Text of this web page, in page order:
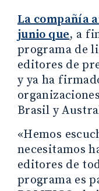
La compañía
junio que, a
programa de
editores de
y ya ha
Brasil y
«Hemos
necesitamos
editores de
programa es